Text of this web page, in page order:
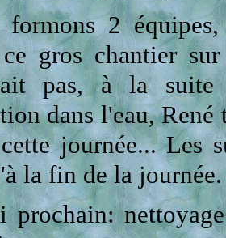
formons 2
gros chantier
pas, à la suite
dans l'eau,
journée... Les
la fin de la
prochain: